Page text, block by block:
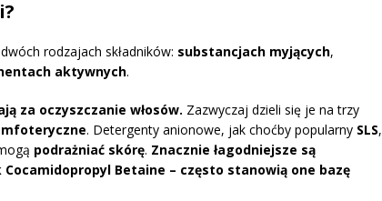
rodzajach składników: substancjach myjących,
aktywnych.
za oczyszczanie włosów. Zazwyczaj dzieli się je na trzy
. Detergenty anionowe, jak choćby popularny SLS,
podrażniać skórę. Znacznie łagodniejsze są
Betaine – często stanowią one bazę